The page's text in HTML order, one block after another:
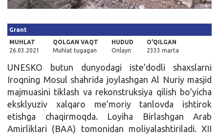
Grant
MUHLAT
26.03.2021
QOLGAN VAQT
Muhlat tugagan
HUDUD
Onlayn
O'QILGAN
2333 marta
UNESKO butun dunyodagi iste’dodli shaxslarni
Iroqning Mosul shahrida joylashgan Al Nuriy masjid
majmuasini tiklash va rekonstruksiya qilish bo’yicha
eksklyuziv xalqaro me’moriy tanlovda ishtirok
etishga chaqirmoqda. Loyiha Birlashgan Arab
Amirliklari (BAA) tomonidan moliyalashtiriladi. XII